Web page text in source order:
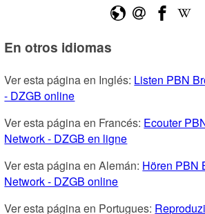
En otros idiomas
Ver esta página en Inglés: Listen PBN
- DZGB online
Ver esta página en Francés: Ecouter
Network - DZGB en ligne
Ver esta página en Alemán: Hören PBN
Network - DZGB online
Ver esta página en Portugues: